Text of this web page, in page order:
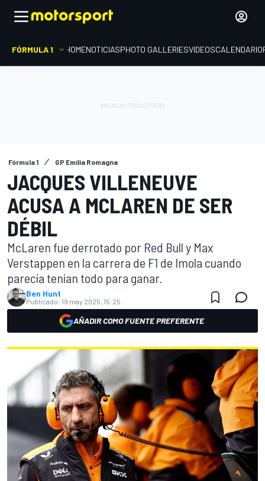
FÓRMULA 1 HOMENOTICIASPHOTO GALLERIESVIDEOSCALENDARIO
Fórmula 1 GP Emilia Romagna
JACQUES VILLENEUVE
ACUSA A MCLAREN DE SER
DÉBIL
McLaren fue derrotado por Red Bull y Max
Verstappen en la carrera de F1 de Imola cuando
parecía tenían todo para ganar.
Ben Hunt
Publicado: 19 may 2025, 15:25
AÑADIR COMO FUENTE PREFERENTE